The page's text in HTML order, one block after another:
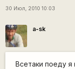
30 Июл, 2010 10:03
a-sk
Всетаки поеду я